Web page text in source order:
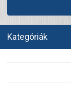
Kategóriák